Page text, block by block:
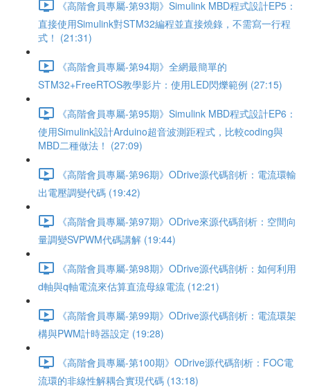
《高階會員專屬-第93期》Simulink MBD程式設計EP5：
直接使用Simulink對STM32編程並直接燒錄，不需寫一行程
式！ (21:31)
《高階會員專屬-第94期》全網最簡單的
STM32+FreeRTOS教學影片：使用LED閃爍範例 (27:15)
《高階會員專屬-第95期》Simulink MBD程式設計EP6：
使用Simulink設計Arduino超音波測距程式，比較coding與
MBD二種做法！ (27:09)
《高階會員專屬-第96期》ODrive源代碼剖析：電流環輸
出電壓調變代碼 (19:42)
《高階會員專屬-第97期》ODrive來源代碼剖析：空間向
量調變SVPWM代碼講解 (19:44)
《高階會員專屬-第98期》ODrive源代碼剖析：如何利用
d軸與q軸電流來估算直流母線電流 (12:21)
《高階會員專屬-第99期》ODrive源代碼剖析：電流環架
構與PWM計時器設定 (19:28)
《高階會員專屬-第100期》ODrive源代碼剖析：FOC電
流環的非線性解耦合實現代碼 (13:18)